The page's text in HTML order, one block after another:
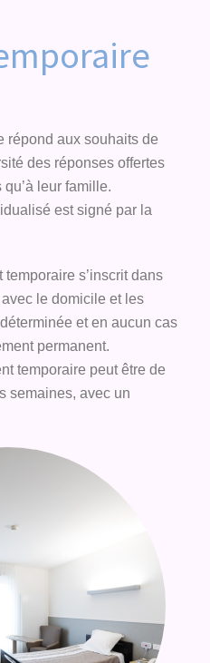
répond aux souhaits de
des réponses offertes
leur famille.
est signé par la
temporaire s’inscrit dans
le domicile et les
et en aucun cas
permanent.
temporaire peut être de
semaines, avec un